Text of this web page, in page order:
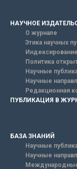
НАУЧНОЕ
О журнале
Этика научных
Индексирование
Политика
Научные
Научные
Редакционная
ПУБЛИКАЦИЯ В
БАЗА ЗНАНИЙ
Научные
Научные